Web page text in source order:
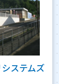
ステムズ